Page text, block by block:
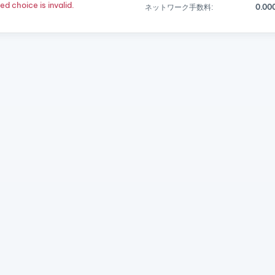
choice is invalid. ネットワーク手数料: